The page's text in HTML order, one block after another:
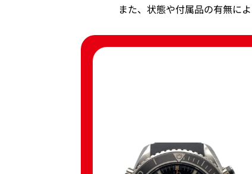
また、状態や付属品の有無に